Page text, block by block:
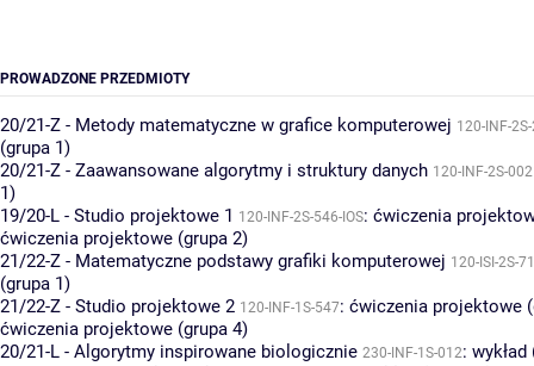
PROWADZONE PRZEDMIOTY
20/21-Z - Metody matematyczne w grafice komputerowej 120-INF-
(grupa 1)
20/21-Z - Zaawansowane algorytmy i struktury danych 120-INF-2S-002
1)
19/20-L - Studio projektowe 1 120-INF-2S-546-IOS: ćwiczenia
ćwiczenia projektowe (grupa 2)
21/22-Z - Matematyczne podstawy grafiki komputerowej 120-ISI-2S-
(grupa 1)
21/22-Z - Studio projektowe 2 120-INF-1S-547: ćwiczenia projektowe
ćwiczenia projektowe (grupa 4)
20/21-L - Algorytmy inspirowane biologicznie 230-INF-1S-012: wykład